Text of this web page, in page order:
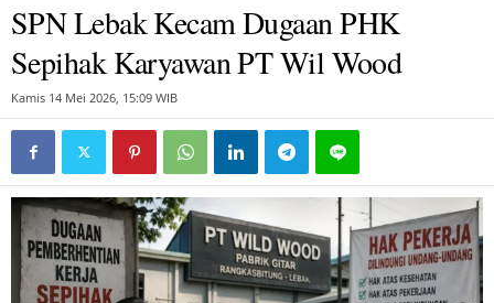
SPN Lebak Kecam Dugaan PHK
Sepihak Karyawan PT Wil Wood
Kamis 14 Mei 2026, 15:09 WIB